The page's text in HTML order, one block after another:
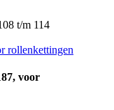
t/m 114
rollenkettingen
voor